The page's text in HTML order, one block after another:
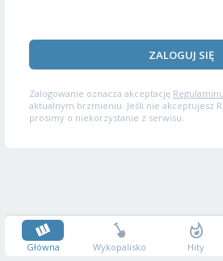
ZALOGUJ SIĘ
Zalogowanie oznacza akceptację
aktualnym brzmieniu. Jeśli nie akceptujesz
prosimy o niekorzystanie z serwisu.
Główna Wykopalisko Hity